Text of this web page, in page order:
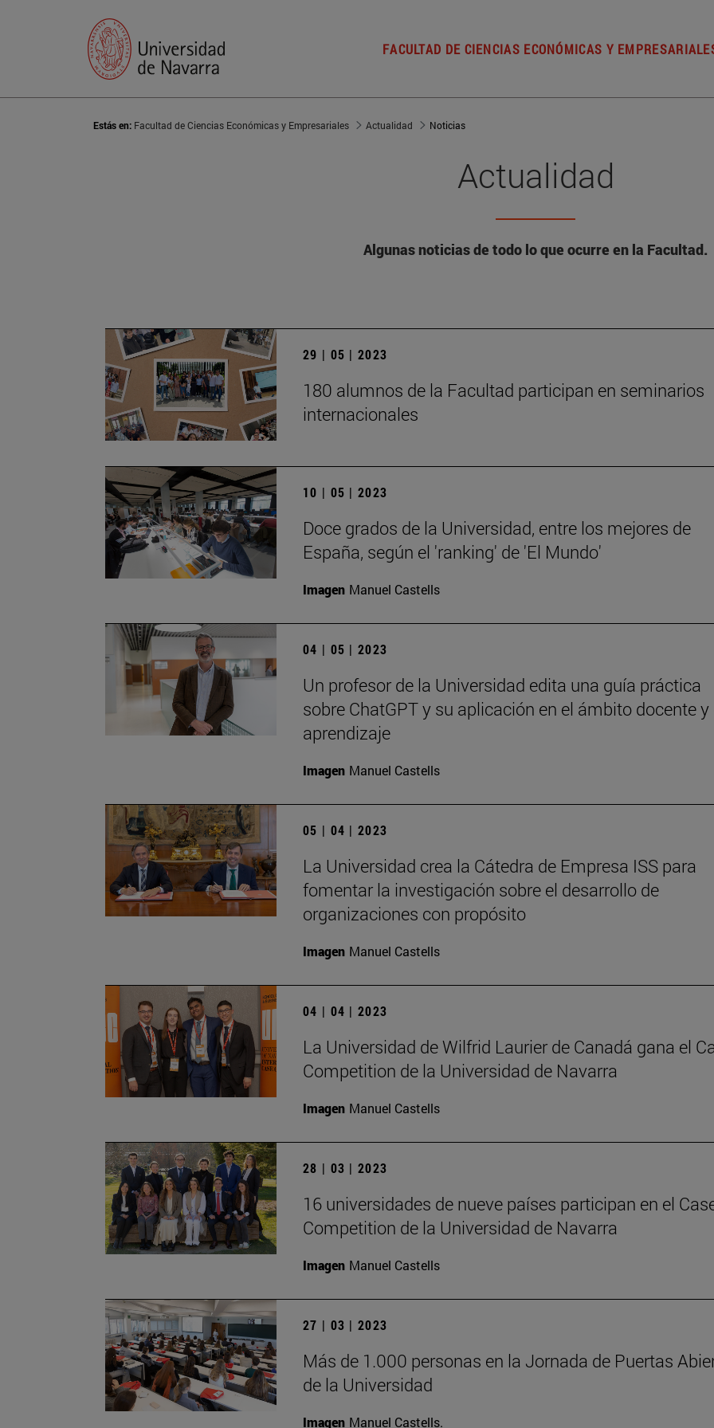
FACULTAD DE CIENCIAS ECONÓMICAS Y
Estás en: Facultad de Ciencias Económicas y Empresariales Actualidad Noticias
Actualidad
Algunas noticias de todo lo que ocurre en la Facultad.
29 | 05 | 2023
180 alumnos de la Facultad participan en seminarios
internacionales
10 | 05 | 2023
Doce grados de la Universidad, entre los mejores de
España, según el 'ranking' de 'El Mundo'
Imagen Manuel Castells
04 | 05 | 2023
Un profesor de la Universidad edita una guía práctica
sobre ChatGPT y su aplicación en el ámbito docente y
aprendizaje
Imagen Manuel Castells
05 | 04 | 2023
La Universidad crea la Cátedra de Empresa ISS para
fomentar la investigación sobre el desarrollo de
organizaciones con propósito
Imagen Manuel Castells
04 | 04 | 2023
La Universidad de Wilfrid Laurier de Canadá gana el
Competition de la Universidad de Navarra
Imagen Manuel Castells
28 | 03 | 2023
16 universidades de nueve países participan en el
Competition de la Universidad de Navarra
Imagen Manuel Castells
27 | 03 | 2023
Más de 1.000 personas en la Jornada de Puertas
de la Universidad
Imagen Manuel Castells.